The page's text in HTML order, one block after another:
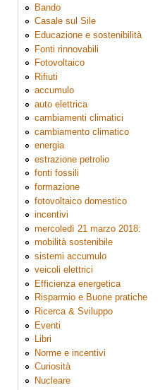
Bando
Casale sul Sile
Educazione e sostenibilità
Fonti rinnovabili
Fotovoltaico
Rifiuti
accumulo
auto elettrica
cambiamenti climatici
cambiamento climatico
energia
estrazione petrolio
fonti fossili
formazione
fotovoltaico domestico
incentivi
mercoledì 21 marzo 2018:
mobilità sostenibile
sistemi accumulo
veicoli elettrici
Efficienza energetica
Risparmio e Buone pratiche
Ricerca & Sviluppo
Eventi
Libri
Norme e incentivi
Curiosità
Nucleare